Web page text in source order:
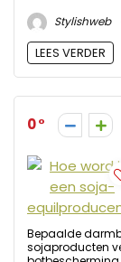
Stylishweb
LEES VERDER
0
Bepaalde
sojaproducten